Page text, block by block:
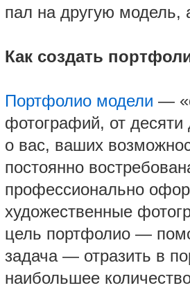
пал на другую модель,
Как создать
Портфолио модели —
фотографий, от
о вас, ваших
постоянно
профессионально
художественные
цель портфолио —
задача — отразить в
наибольшее